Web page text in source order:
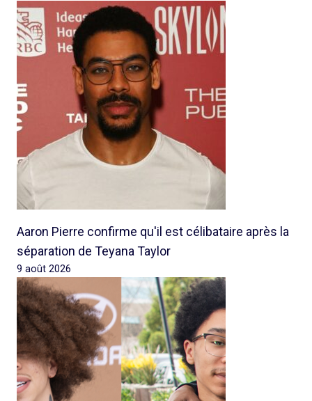
Aaron Pierre confirme qu'il est célibataire après la
séparation de Teyana Taylor
9 août 2026